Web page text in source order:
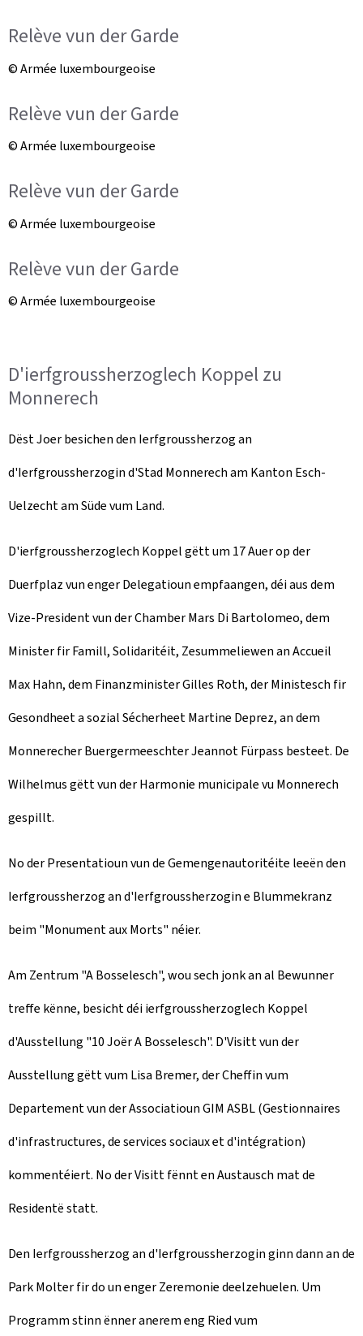
Relève vun der Garde
© Armée luxembourgeoise
Relève vun der Garde
© Armée luxembourgeoise
Relève vun der Garde
© Armée luxembourgeoise
Relève vun der Garde
© Armée luxembourgeoise
D'ierfgroussherzoglech Koppel zu
Monnerech
Dëst Joer besichen den Ierfgroussherzog an
d'Ierfgroussherzogin d'Stad Monnerech am Kanton Esch-
Uelzecht am Süde vum Land.
D'ierfgroussherzoglech Koppel gëtt um 17 Auer op der
Duerfplaz vun enger Delegatioun empfaangen, déi aus dem
Vize-President vun der Chamber Mars Di Bartolomeo, dem
Minister fir Famill, Solidaritéit, Zesummeliewen an Accueil
Max Hahn, dem Finanzminister Gilles Roth, der Ministesch fir
Gesondheet a sozial Sécherheet Martine Deprez, an dem
Monnerecher Buergermeeschter Jeannot Fürpass besteet. De
Wilhelmus gëtt vun der Harmonie municipale vu Monnerech
gespillt.
No der Presentatioun vun de Gemengenautoritéite leeën den
Ierfgroussherzog an d'Ierfgroussherzogin e Blummekranz
beim "Monument aux Morts" néier.
Am Zentrum "A Bosselesch", wou sech jonk an al Bewunner
treffe kënne, besicht déi ierfgroussherzoglech Koppel
d'Ausstellung "10 JoërA Bosselesch". D'Visitt vun der
Ausstellung gëtt vum Lisa Bremer, der Cheffin vum
Departement vun der Associatioun GIM ASBL (Gestionnaires
d'infrastructures, de services sociaux et d'intégration)
kommentéiert. No der Visitt fënnt en Austausch mat de
Residentë statt.
Den Ierfgroussherzog an d'Ierfgroussherzogin ginn dann an de
Park Molter fir do un enger Zeremonie deelzehuelen. Um
Programm stinn ënner anerem eng Ried vum